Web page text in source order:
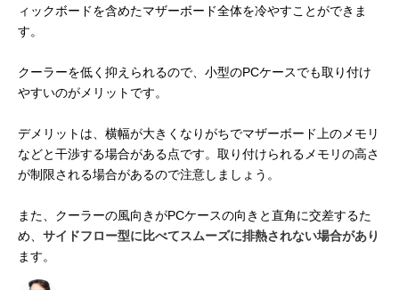
ィックボードを含めたマザーボード全体を冷やすことができま
す。
クーラーを低く抑えられるので、小型のPCケースでも取り付け
やすいのがメリットです。
デメリットは、横幅が大きくなりがちでマザーボード上のメモリ
などと干渉する場合がある点です。取り付けられるメモリの高さ
が制限される場合があるので注意しましょう。
また、クーラーの風向きがPCケースの向きと直角に交差するた
め、 サイドフロー型に比べてスムーズに排熱されない場合があり
ます。